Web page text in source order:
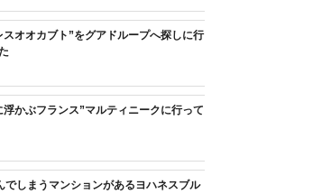
オオカブト”をグアドループへ探しに行
かぶフランス”マルティニークに行って
でしまうマンションがあるヨハネスブル